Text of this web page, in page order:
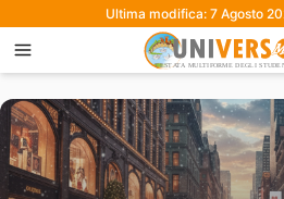
Ultima modifica: 7 Agosto